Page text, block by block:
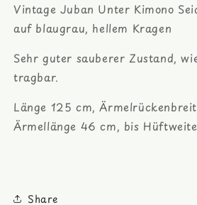
Druck
Seide
Juban
Unterkimono
Druck
Seide
Unterkimono
Vintage Juban Unter Kimono
auf blaugrau, hellem Kragen
Sehr guter sauberer Zustand,
tragbar.
Länge 125 cm,
Ärmellänge 46 cm, bis
Share